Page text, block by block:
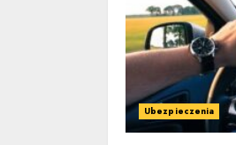
Ubezpieczenia